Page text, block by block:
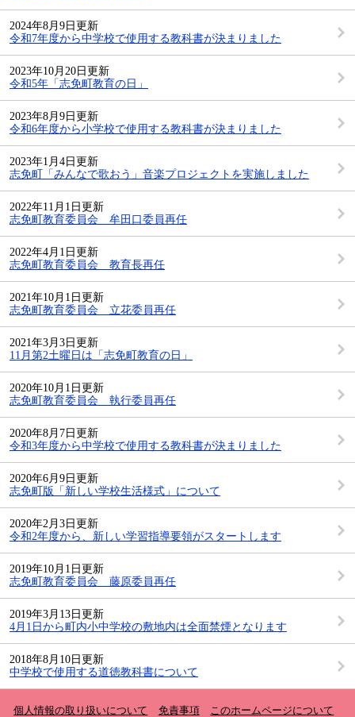
2024年8月9日更新
令和7年度から中学校で使用する教科書が決まりました
2023年10月20日更新
令和5年「志免町教育の日」
2023年8月9日更新
令和6年度から小学校で使用する教科書が決まりました
2023年1月4日更新
志免町「みんなで歌おう」音楽プロジェクトを実施しました
2022年11月1日更新
志免町教育委員会 牟田口委員再任
2022年4月1日更新
志免町教育委員会 教育長再任
2021年10月1日更新
志免町教育委員会 立花委員再任
2021年3月3日更新
11月第2土曜日は「志免町教育の日」
2020年10月1日更新
志免町教育委員会 執行委員再任
2020年8月7日更新
令和3年度から中学校で使用する教科書が決まりました
2020年6月9日更新
志免町版「新しい学校生活様式」について
2020年2月3日更新
令和2年度から、新しい学習指導要領がスタートします
2019年10月1日更新
志免町教育委員会 藤原委員再任
2019年3月13日更新
4月1日から町内小中学校の敷地内は全面禁煙となります
2018年8月10日更新
中学校で使用する道徳教科書について
個人情報の取り扱いについて 免責事項 このホームページについて